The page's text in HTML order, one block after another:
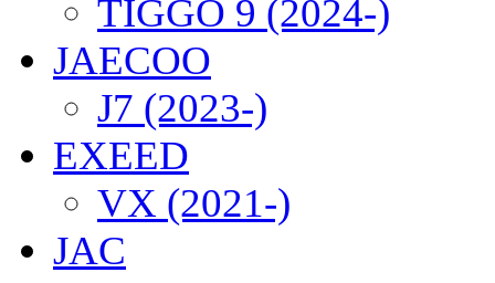
TIGGO 9 (2024-)
JAECOO
J7 (2023-)
EXEED
VX (2021-)
JAC